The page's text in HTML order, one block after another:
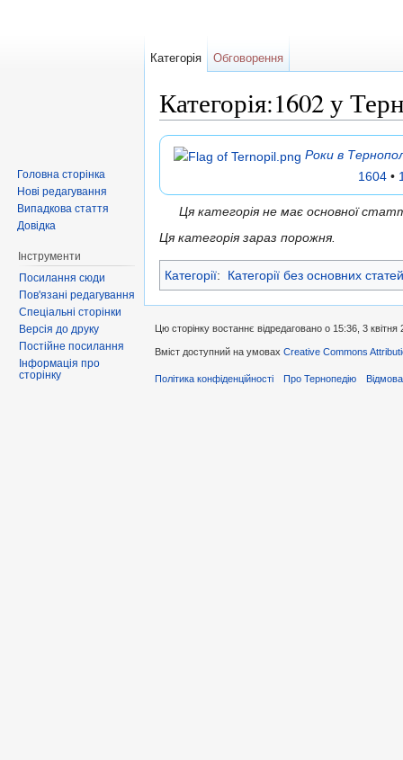
Категорія:1602 у
Роки в
1604•
Ця категорія не має основної
Ця категорія зараз порожня.
Категорії: Категорії без основних статей
Категорія Обговорення
Головна сторінка
Нові редагування
Випадкова стаття
Довідка
Інструменти
Посилання сюди
Пов'язані редагування
Спеціальні сторінки
Версія до друку
Постійне посилання
Інформація про
сторінку
Цю сторінку востаннє відредаговано о 15:36, 3 квітня
Вміст доступний на умовах Creative Commons
Політика конфіденційності Про Тернопедію